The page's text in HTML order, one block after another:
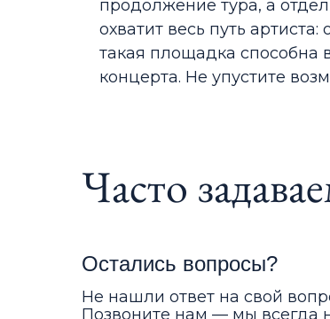
продолжение тура, а
охватит весь путь
такая площадка способна
концерта. Не упустите
Часто
Остались вопросы?
Не нашли ответ на свой
Позвоните нам — мы всегда